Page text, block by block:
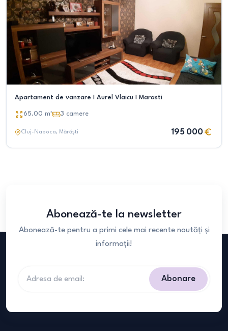
Apartament de vanzare I Aurel Vlaicu I Marasti
65.00 m² 3 camere
Cluj-Napoca, Mărăști 195 000
Abonează-te la newsletter
Abonează-te pentru a primi cele mai recente noutăți și
informații!
Abonare